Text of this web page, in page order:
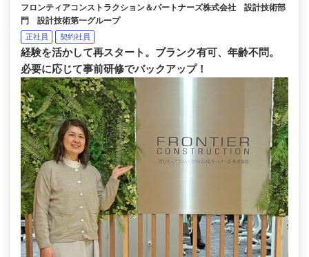
フロンティアコンストラクション＆パートナーズ株式会社 設計技術部
門 設計技術第一グループ
正社員 契約社員
経験を活かして再スタート。ブランク有可、年齢不問。
必要に応じて事前研修でバックアップ！